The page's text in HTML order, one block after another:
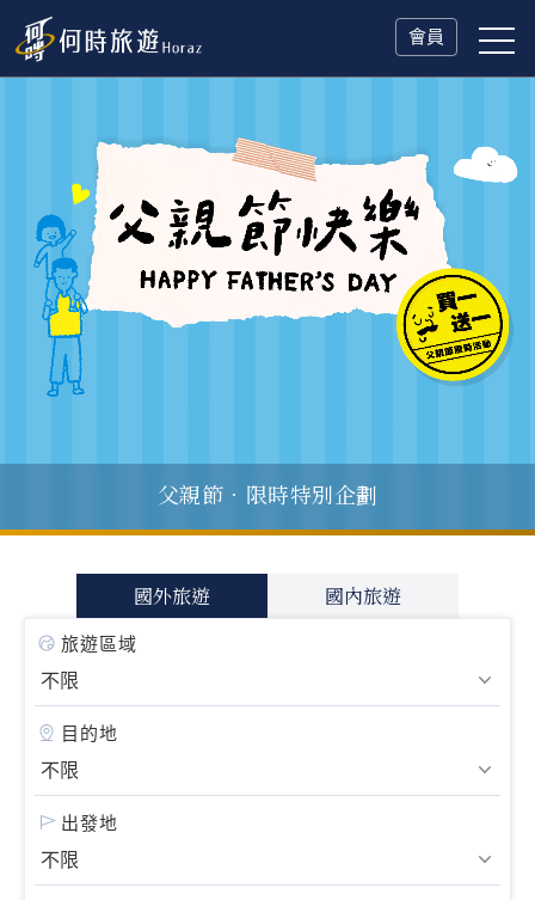
會員
父親節．限時特別企劃
國外旅遊 國內旅遊
旅遊區域
目的地
出發地